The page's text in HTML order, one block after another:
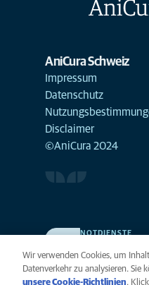
AniCura Schweiz
Impressum
Datenschutz
Disclaimer
©AniCura 2024
NOTDIENSTE
Tier die beste
Wir verwenden Cookies, um
Datenverkehr zu analysieren.
unsere Cookie-Richtlinien.